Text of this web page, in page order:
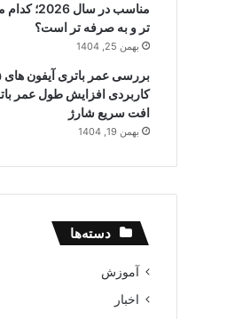
مناسب در
تر و به صرفه تر است؟
بهمن 25, 1404
کاربردی افزایش طول عمر
افت سریع شارژ
بهمن 19, 1404
دسته‌ها
آموزش
اخبار